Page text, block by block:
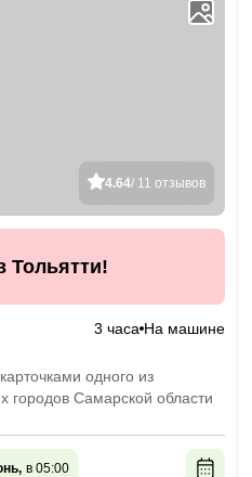
4.64/ 11 отзывов
Тольятти!
3 часа На машине
одного из
городов Самарской области
в 05:00